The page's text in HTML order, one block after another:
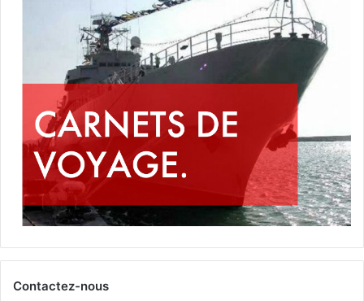
Contactez-nous